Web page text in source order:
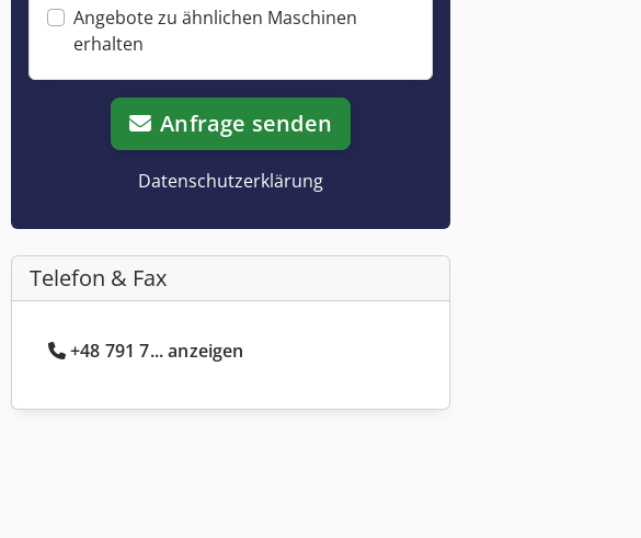
Angebote zu ähnlichen Maschinen
erhalten
Anfrage senden
Datenschutzerklärung
Telefon & Fax
+48 791 7... anzeigen